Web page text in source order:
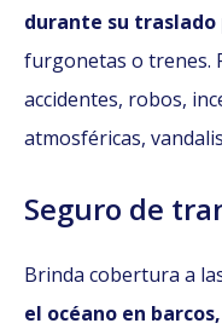
durante su
furgonetas o trenes.
accidentes, robos,
atmosféricas,
Seguro de
Brinda cobertura a
el océano en